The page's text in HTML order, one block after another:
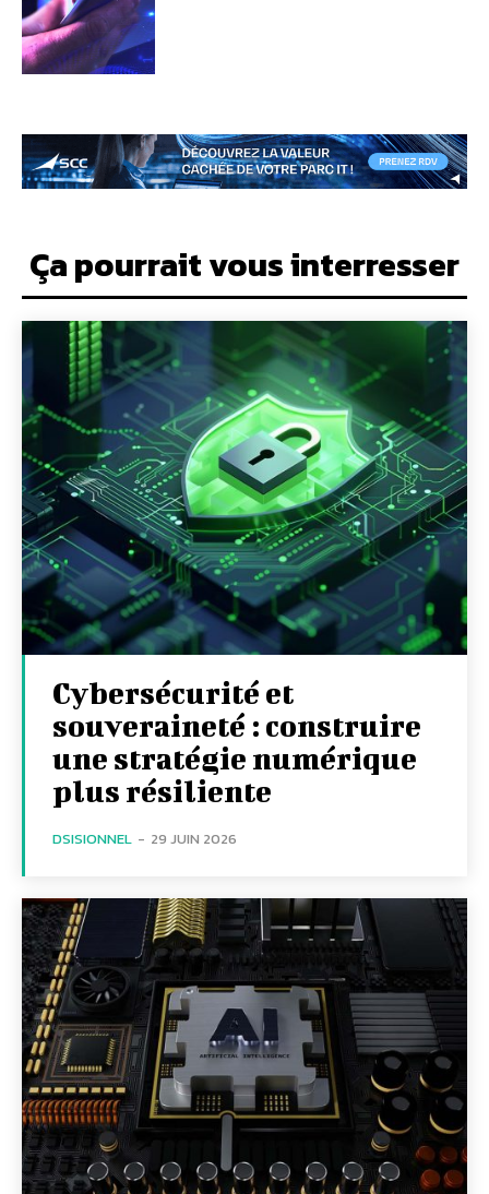
Ça pourrait vous interresser
Cybersécurité et
souveraineté : construire
une stratégie numérique
plus résiliente
DSISIONNEL - 29 JUIN 2026